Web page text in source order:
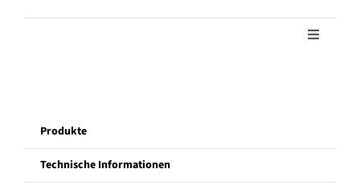
Toggle
Produkte
Technische Informationen
Produkte
Technische Informationen